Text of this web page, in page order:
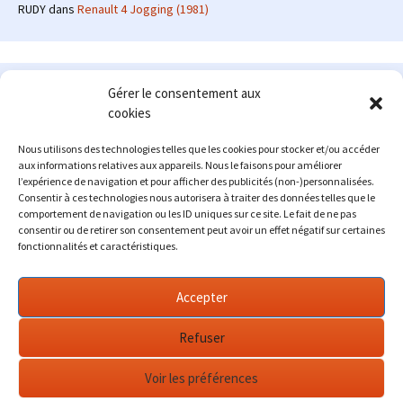
Gérer le consentement aux
cookies
Nous utilisons des technologies telles que les cookies pour stocker et/ou accéder
aux informations relatives aux appareils. Nous le faisons pour améliorer
l’expérience de navigation et pour afficher des publicités (non-)personnalisées.
Consentir à ces technologies nous autorisera à traiter des données telles que le
comportement de navigation ou les ID uniques sur ce site. Le fait de ne pas
consentir ou de retirer son consentement peut avoir un effet négatif sur certaines
fonctionnalités et caractéristiques.
Accepter
Refuser
Voir les préférences
RUDYdans Renault 4 Jogging (1981)
Le site en quelques mots
: passionné d'automobile ancienne depuis de
nombreuses années, j'ai commencé à partager ma passion sur
internet à partir de 2009 au travers d'un blog qui a connu un relatif
succès. Fin 2013, je décide de prendre mon autonomie et me lancer
avec mon propre site : l'Automobile Ancienne.
Me contacter : alex(at)lautomobileancienne.com
Fièrement propulsé par WordPress